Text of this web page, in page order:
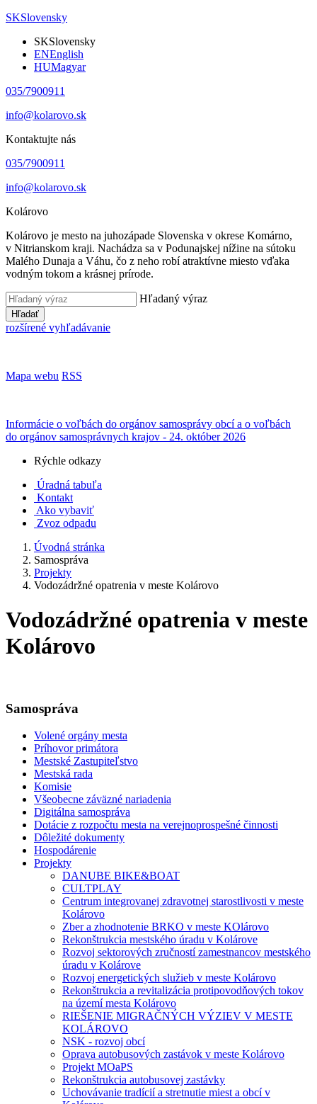
SKSlovensky
SKSlovensky
ENEnglish
HUMagyar
035/7900911
info@kolarovo.sk
Kontaktujte nás
035/7900911
info@kolarovo.sk
Kolárovo
Kolárovo je mesto na juhozápade Slovenska v okrese Komárno,
v Nitrianskom kraji. Nachádza sa v Podunajskej nížine na sútoku
Malého Dunaja a Váhu, čo z neho robí atraktívne miesto vďaka
vodným tokom a krásnej prírode.
Hľadaný výraz
Hľadať
rozšírené vyhľadávanie
Mapa webu RSS
Informácie o voľbách do orgánov samosprávy obcí a o voľbách
do orgánov samosprávnych krajov - 24. október 2026
Rýchle odkazy
Úradná tabuľa
Kontakt
Ako vybaviť
Zvoz odpadu
Úvodná stránka
Samospráva
Projekty
Vodozádržné opatrenia v meste Kolárovo
Vodozádržné opatrenia v meste
Kolárovo
Samospráva
Volené orgány mesta
Príhovor primátora
Mestské Zastupiteľstvo
Mestská rada
Komisie
Všeobecne záväzné nariadenia
Digitálna samospráva
Dotácie z rozpočtu mesta na verejnoprospešné činnosti
Dôležité dokumenty
Hospodárenie
Projekty
DANUBE BIKE&BOAT
CULTPLAY
Centrum integrovanej zdravotnej starostlivosti v meste
Kolárovo
Zber a zhodnotenie BRKO v meste KOlárovo
Rekonštrukcia mestského úradu v Kolárove
Rozvoj sektorových zručností zamestnancov mestského
úradu v Kolárove
Rozvoj energetických služieb v meste Kolárovo
Rekonštrukcia a revitalizácia protipovodňových tokov
na území mesta Kolárovo
RIEŠENIE MIGRAČNÝCH VÝZIEV V MESTE
KOLÁROVO
NSK - rozvoj obcí
Oprava autobusových zastávok v meste Kolárovo
Projekt MOaPS
Rekonštrukcia autobusovej zastávky
Uchovávanie tradícií a stretnutie miest a obcí v